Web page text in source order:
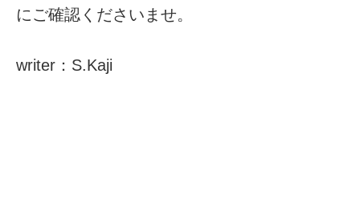
にご確認くださいませ。
writer：S.Kaji